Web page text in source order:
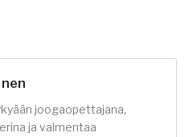
joogaopettajana,
ja valmentaa